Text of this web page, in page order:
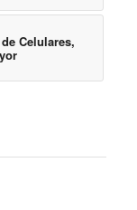
Celulares,